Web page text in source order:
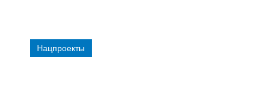
Нацпроекты